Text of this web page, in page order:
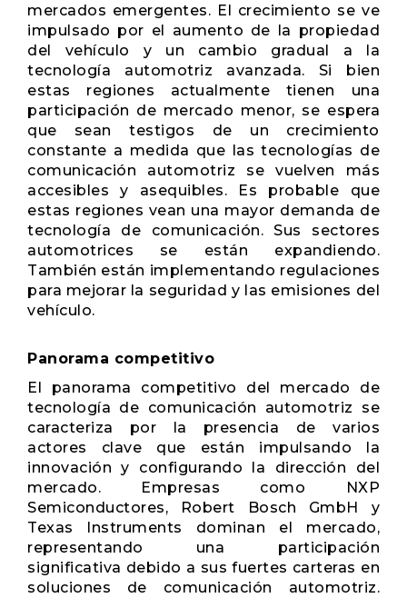
mercados emergentes. El crecimiento se ve
impulsado por el aumento de la propiedad
del vehículo y un cambio gradual a la
tecnología automotriz avanzada. Si bien
estas regiones actualmente tienen una
participación de mercado menor, se espera
que sean testigos de un crecimiento
constante a medida que las tecnologías de
comunicación automotriz se vuelven más
accesibles y asequibles. Es probable que
estas regiones vean una mayor demanda de
tecnología de comunicación. Sus sectores
automotrices se están expandiendo.
También están implementando regulaciones
para mejorar la seguridad y las emisiones del
vehículo.
Panorama competitivo
El panorama competitivo del mercado de
tecnología de comunicación automotriz se
caracteriza por la presencia de varios
actores clave que están impulsando la
innovación y configurando la dirección del
mercado. Empresas como NXP
Semiconductores, Robert Bosch GmbH y
Texas Instruments dominan el mercado,
representando una participación
significativa debido a sus fuertes carteras en
soluciones de comunicación automotriz.